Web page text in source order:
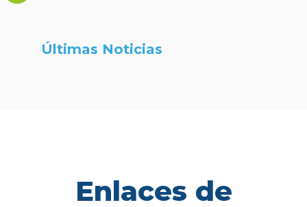
Últimas Noticias
Enlaces de